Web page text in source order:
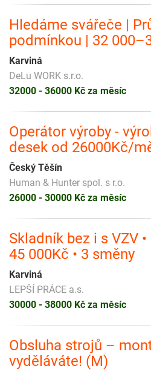
Hledáme svářeče |
podmínkou | 32
Karviná
DeLu WORK s.r.o.
32000 - 36000 Kč za měsíc
Operátor výroby -
desek od 26000Kč/
Český Těšín
Human & Hunter spol. s r.o.
26000 - 30000 Kč za měsíc
Skladník bez i s VZV
45 000Kč • 3 směny
Karviná
LEPŠÍ PRÁCE a.s.
30000 - 38000 Kč za měsíc
Obsluha strojů –
vyděláváte! (M)